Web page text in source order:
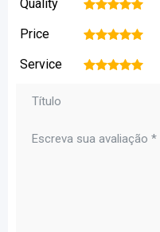
Quality 5
4
3
2
Price 5
4
3
2
Service 5
4
3
2